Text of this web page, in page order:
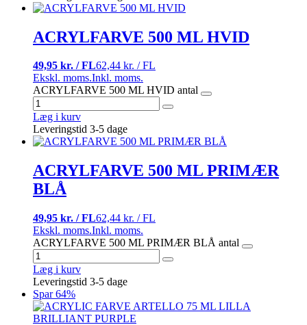
ACRYLFARVE 500 ML HVID
49,95 kr. / FL62,44 kr. / FL
Ekskl. moms.Inkl. moms.
ACRYLFARVE 500 ML HVID antal
Læg i kurv
Leveringstid 3-5 dage
ACRYLFARVE 500 ML PRIMÆR
BLÅ
49,95 kr. / FL62,44 kr. / FL
Ekskl. moms.Inkl. moms.
ACRYLFARVE 500 ML PRIMÆR BLÅ antal
Læg i kurv
Leveringstid 3-5 dage
Spar 64%